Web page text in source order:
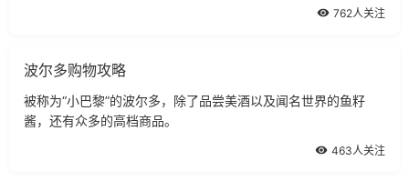
762人关注
波尔多购物攻略
被称为“小巴黎”的波尔多，除了品尝美酒以及闻名世界的鱼籽
酱，还有众多的高档商品。
463人关注